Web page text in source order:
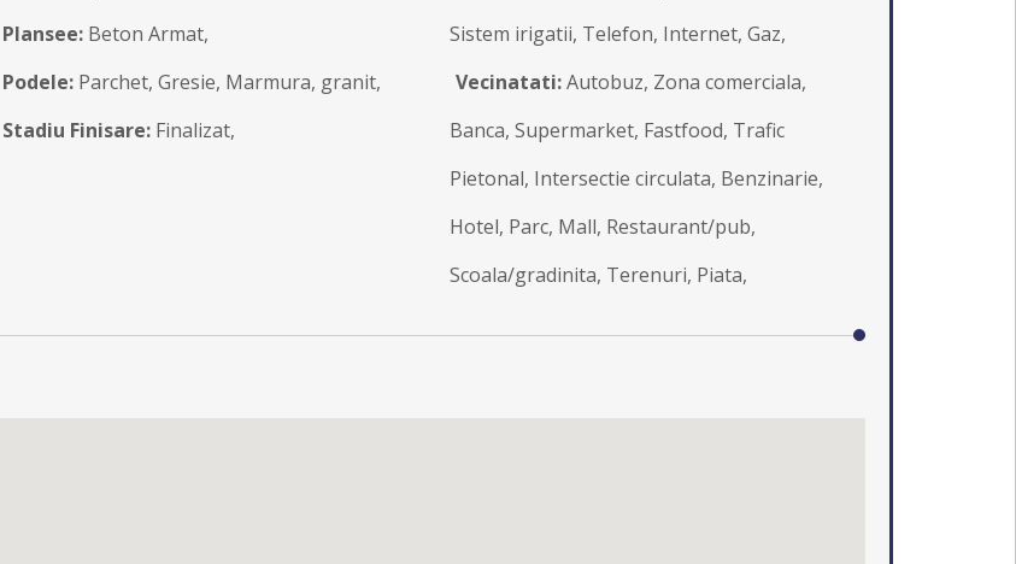
Plansee: Beton Armat,
Podele: Parchet, Gresie, Marmura, granit,
Stadiu Finisare: Finalizat,
Sistem irigatii, Telefon, Internet, Gaz,
Vecinatati:Autobuz, Zona comerciala,
Banca, Supermarket, Fastfood, Trafic
Pietonal, Intersectie circulata, Benzinarie,
Hotel, Parc, Mall, Restaurant/pub,
Scoala/gradinita, Terenuri, Piata,